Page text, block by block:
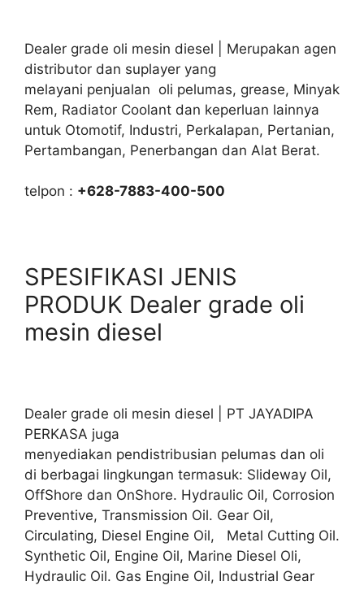
Dealer grade oli mesin diesel | Merupakan agen
distributor dan suplayer yang
melayani penjualan oli pelumas, grease, Minyak
Rem, Radiator Coolant dan keperluan lainnya
untuk Otomotif, Industri, Perkalapan, Pertanian,
Pertambangan, Penerbangan dan Alat Berat.
telpon : +628-7883-400-500
SPESIFIKASI JENIS
PRODUK Dealer grade oli
mesin diesel
Dealer grade oli mesin diesel | PT JAYADIPA
PERKASA juga
menyediakan pendistribusian pelumas dan oli
di berbagai lingkungan termasuk: Slideway Oil,
OffShore dan OnShore. Hydraulic Oil, Corrosion
Preventive, Transmission Oil. Gear Oil,
Circulating, Diesel Engine Oil, Metal Cutting Oil.
Synthetic Oil, Engine Oil, Marine Diesel Oli,
Hydraulic Oil. Gas Engine Oil, Industrial Gear